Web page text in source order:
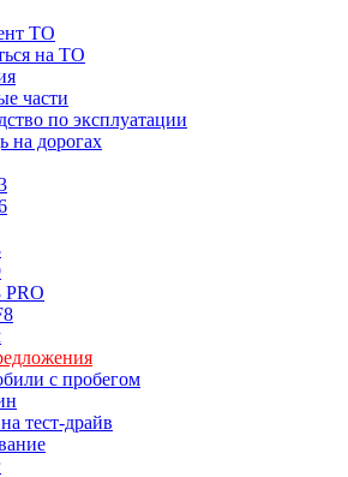
ТО
на ТО
части
по эксплуатации
на дорогах
PRO
с пробегом
тест-драйв